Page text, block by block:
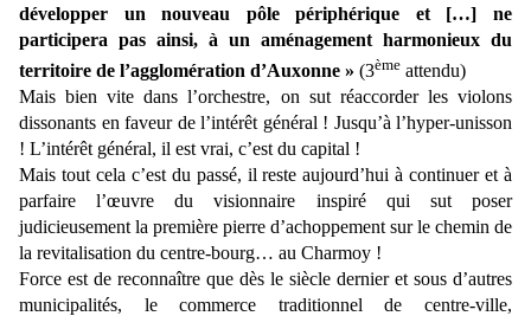
développer un nouveau pôle périphérique et […] ne
participera pas ainsi, à un aménagement harmonieux du
territoire de l’agglomération d’Auxonne » (3ème attendu)
Mais bien vite dans l’orchestre, on sut réaccorder les violons
dissonants en faveur de l’intérêt général ! Jusqu’à l’hyper-unisson
! L’intérêt général, il est vrai, c’est du capital !
Mais tout cela c’est du passé, il reste aujourd’hui à continuer et à
parfaire l’œuvre du visionnaire inspiré qui sut poser
judicieusement la première pierre d’achoppement sur le chemin de
la revitalisation du centre-bourg… au Charmoy !
Force est de reconnaître que dès le siècle dernier et sous d’autres
municipalités, le commerce traditionnel de centre-ville,